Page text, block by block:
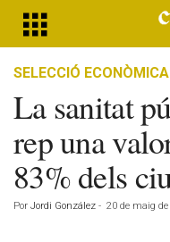
SELECCIÓ ECONÒMICA
La sanitat
rep una
83% dels
Por Jordi González - 20 de maig